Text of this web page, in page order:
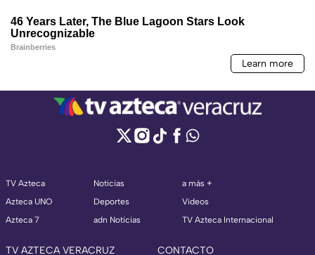
TV Azteca
Azteca UNO
Azteca 7
Noticias
Deportes
adn Noticias
a más +
Videos
TV Azteca Internacional
TV AZTECA VERACRUZ CONTACTO